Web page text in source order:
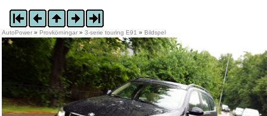
AutoPower » Provkörningar »3-serie touring E91 » Bildspel